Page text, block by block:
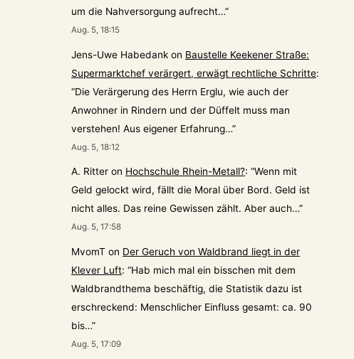
um die Nahversorgung aufrecht…”
Aug. 5, 18:15
Jens-Uwe Habedank on Baustelle Keekener Straße:
Supermarktchef verärgert, erwägt rechtliche Schritte:
“Die Verärgerung des Herrn Erglu, wie auch der
Anwohner in Rindern und der Düffelt muss man
verstehen! Aus eigener Erfahrung…”
Aug. 5, 18:12
A. Ritter on Hochschule Rhein-Metall?: “Wenn mit
Geld gelockt wird, fällt die Moral über Bord. Geld ist
nicht alles. Das reine Gewissen zählt. Aber auch…”
Aug. 5, 17:58
MvomT on Der Geruch von Waldbrand liegt in der
Klever Luft: “Hab mich mal ein bisschen mit dem
Waldbrandthema beschäftig, die Statistik dazu ist
erschreckend: Menschlicher Einfluss gesamt: ca. 90
bis…”
Aug. 5, 17:09